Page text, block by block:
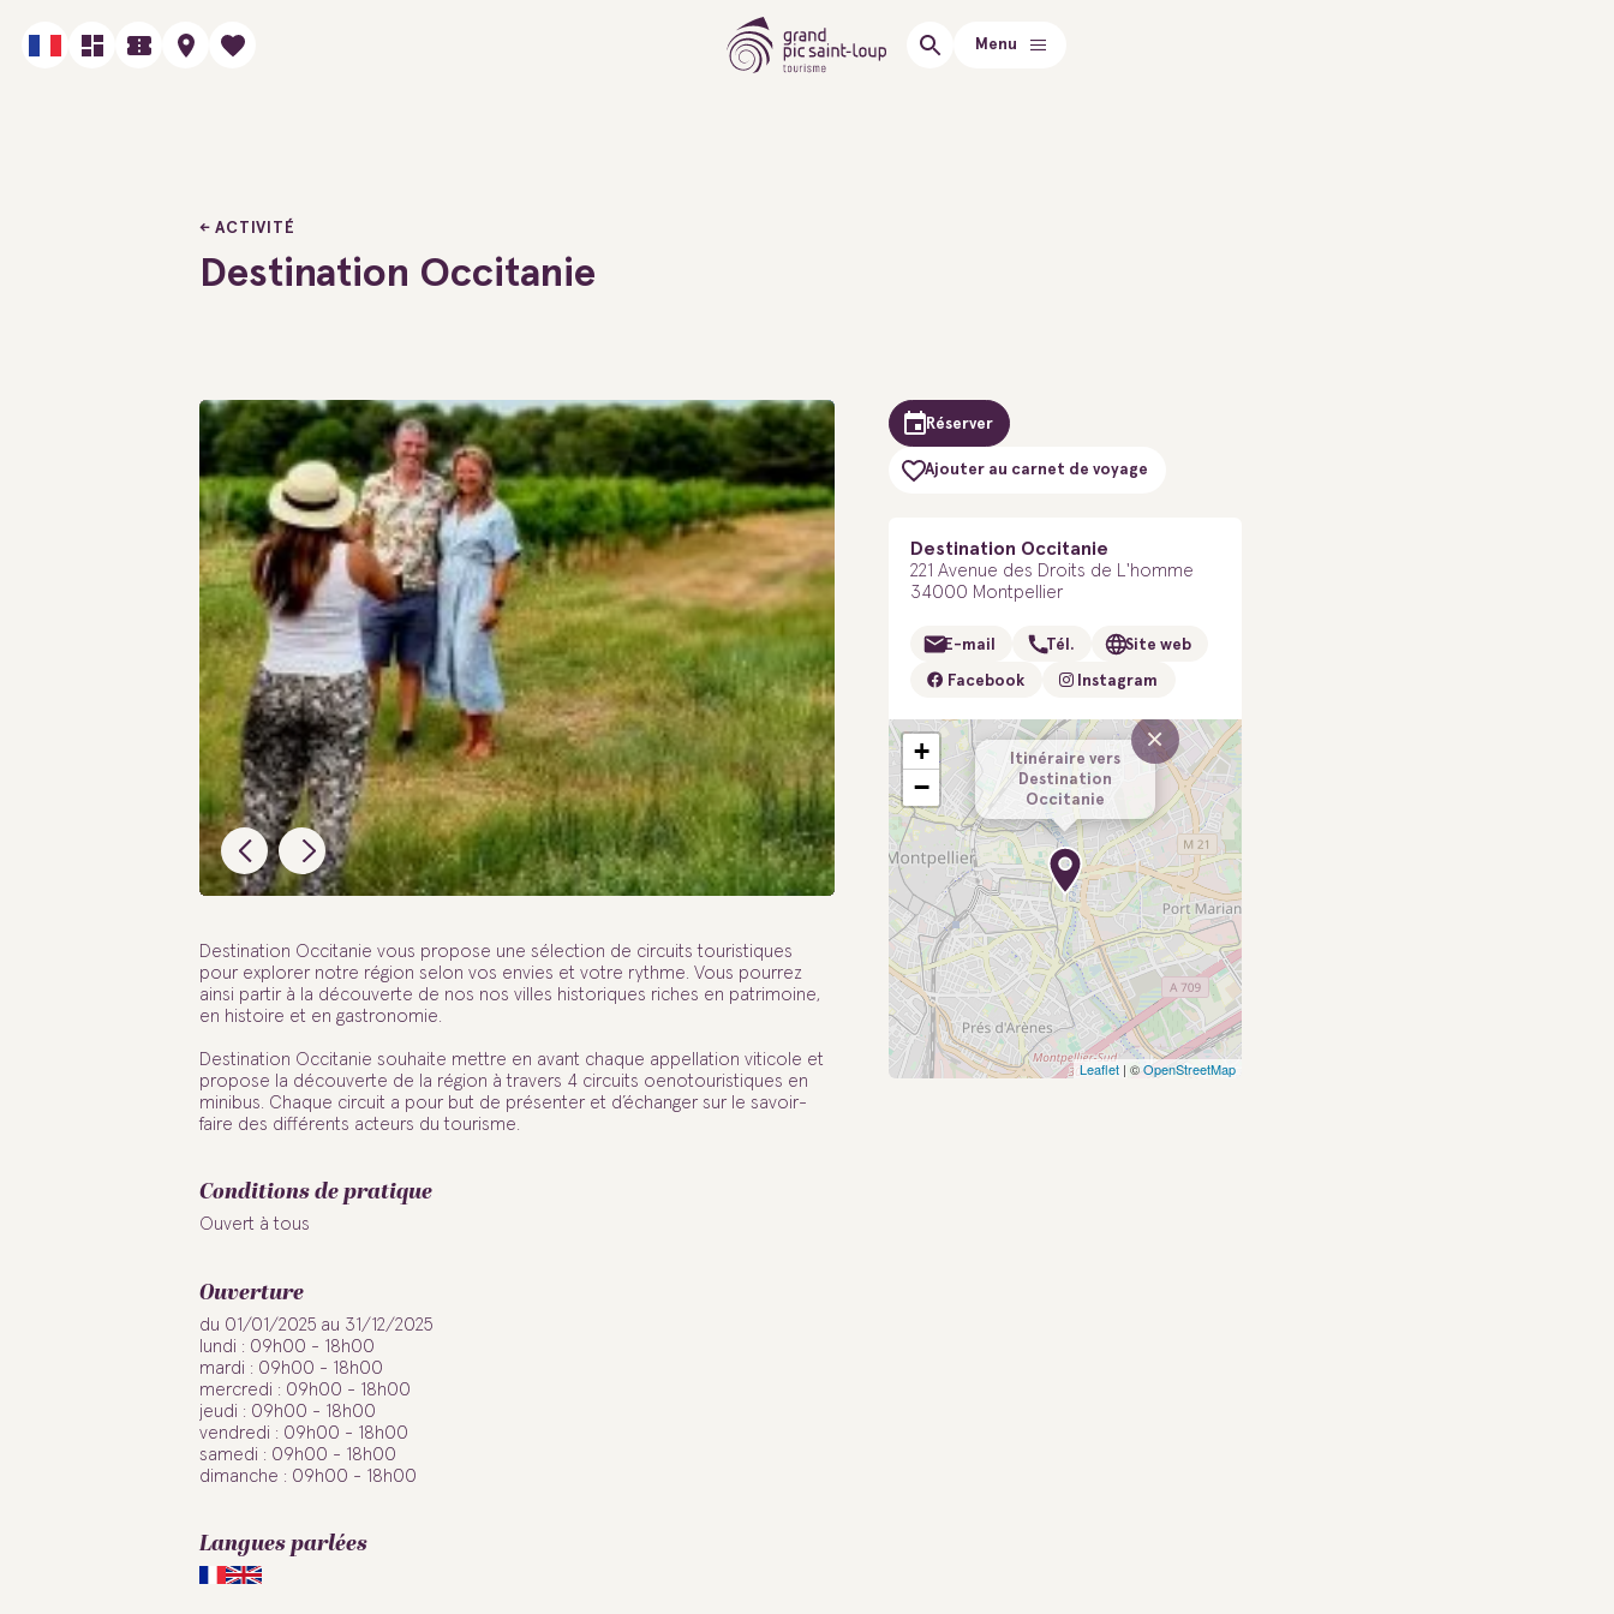
Menu
ACTIVITÉ
Destination Occitanie
Destination Occitanie vous propose une sélection de circuits touristiques
pour explorer notre région selon vos envies et votre rythme. Vous pourrez
ainsi partir à la découverte de nos nos villes historiques riches en patrimoine,
en histoire et en gastronomie.
Destination Occitanie souhaite mettre en avant chaque appellation viticole et
propose la découverte de la région à travers 4 circuits oenotouristiques en
minibus. Chaque circuit a pour but de présenter et d’échanger sur le savoir-
faire des différents acteurs du tourisme.
Conditions de pratique
Ouvert à tous
Ouverture
du 01/01/2025 au 31/12/2025
lundi : 09h00 - 18h00
mardi : 09h00 - 18h00
mercredi : 09h00 - 18h00
jeudi : 09h00 - 18h00
vendredi : 09h00 - 18h00
samedi : 09h00 - 18h00
dimanche : 09h00 - 18h00
Langues parlées
Réserver
Ajouter au carnet de voyage
Destination Occitanie
221 Avenue des Droits de L'homme
34000 Montpellier
E-mail Tél. Site web
Facebook Instagram
Itinéraire vers
Destination
Occitanie
×
+
−
Leaflet | ©OpenStreetMap